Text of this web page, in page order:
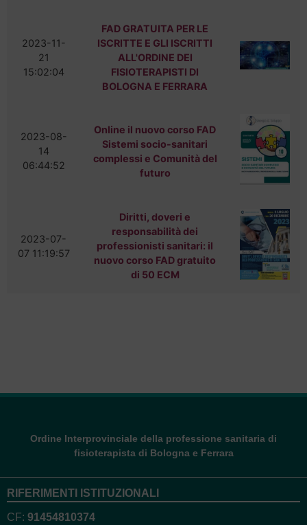
Codice
Deontologico
Ambiti e
Prima Iscrizione e
Trasferimento o
Certificati e Moduli
Eventi e Corsi di
Formazione
Delibera Regionale
O
r
d
i
ne
F
i
s
i
o
t
e
r
a
p
i
s
t
i
Bo
l
o
g
n
a
F
e
r
r
a
r
a
2023-11-
21
15:02:04
FAD GRATUITA PER LE
ISCRITTE E GLI ISCRITTI
ALL'ORDINE DEI
FISIOTERAPISTI DI
BOLOGNA E FERRARA
2023-08-
14
06:44:52
Online il nuovo corso FAD
Sistemi socio-sanitari
complessi e Comunità del
futuro
2023-07-
07 11:19:57
Diritti, doveri e
responsabilità dei
professionisti sanitari: il
nuovo corso FAD gratuito
di 50 ECM
Ordine Interprovinciale della professione sanitaria di
fisioterapista di Bologna e Ferrara
RIFERIMENTI ISTITUZIONALI
CF: 91454810374